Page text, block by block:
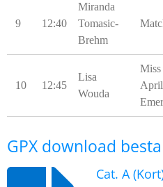
9 12:40
Miranda
Tomasic-
Brehm
10 12:45
Lisa
Wouda
Miss
GPX download
Cat. A